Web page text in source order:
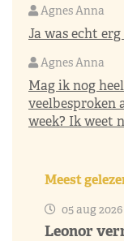
Agnes Anna
Ja was echt
Agnes Anna
Mag ik nog
veelbesproken
week? Ik weet
Meest
05 aug 2026
Leonor